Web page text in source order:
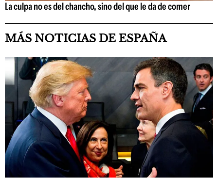
La culpa no es del chancho, sino del que le da de comer
MÁS NOTICIAS DE ESPAÑA